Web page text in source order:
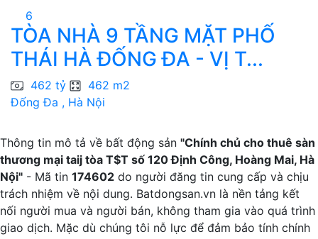
6
TÒA NHÀ 9 TẦNG MẶT PHỐ
THÁI HÀ ĐỐNG ĐA - VỊ T...
462 tỷ
462 m2
Đống Đa , Hà Nội
Thông tin mô tả về bất động sản "Chính chủ cho thuê sàn
thương mại taij tòa T$T số 120 Định Công, Hoàng Mai, Hà
Nội" - Mã tin 174602 do người đăng tin cung cấp và chịu
trách nhiệm về nội dung. Batdongsan.vn là nền tảng kết
nối người mua và người bán, không tham gia vào quá trình
giao dịch. Mặc dù chúng tôi nỗ lực để đảm bảo tính chính